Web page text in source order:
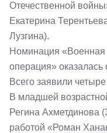
Отечественной
Екатерина
Лузгина).
Номинация «Военная
операция» оказалась
Всего заявили
В младшей
Регина Ахметдинова
работой «Роман